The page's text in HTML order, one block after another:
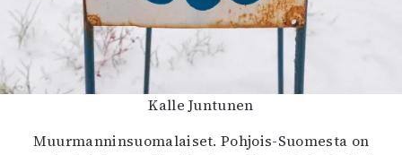
Kalle Juntunen
Muurmanninsuomalaiset. Pohjois-Suomesta on